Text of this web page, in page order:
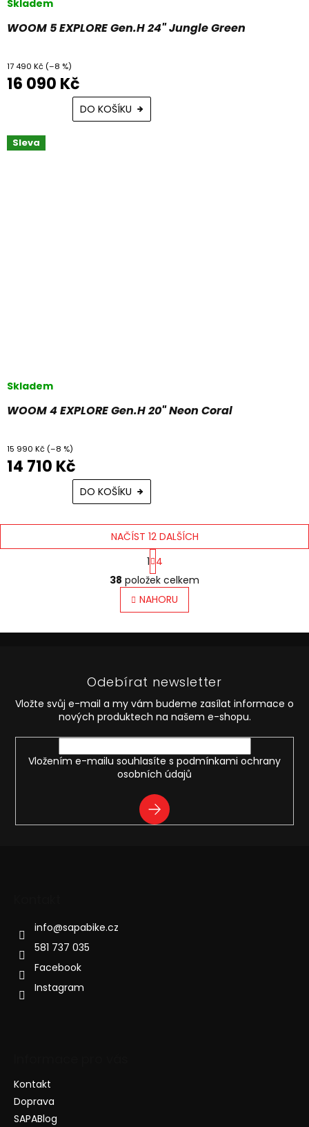
WOOM 5 EXPLORE Gen.H 24" Jungle Green
Skladem
17 490 Kč (–8 %)
16 090 Kč
DO KOŠÍKU
Sleva
WOOM 4 EXPLORE Gen.H 20" Neon Coral
Skladem
15 990 Kč (–8 %)
14 710 Kč
DO KOŠÍKU
O
v
l
á
p
r
v
k
ý
p
s
u
NAČÍST 12 DALŠÍCH
S
t
r
á
n
k
v
1 4
38 položek celkem
NAHORU
Odebírat newsletter
Vložte svůj e-mail a my vám budeme zasílat informace o
nových produktech na našem e-shopu.
Vložením e-mailu souhlasíte s podmínkami ochrany
osobních údajů
PŘIHLÁSIT
SE
info@sapabike.cz
581 737 035
Facebook
Instagram
Kontakt
Doprava
SAPABlog